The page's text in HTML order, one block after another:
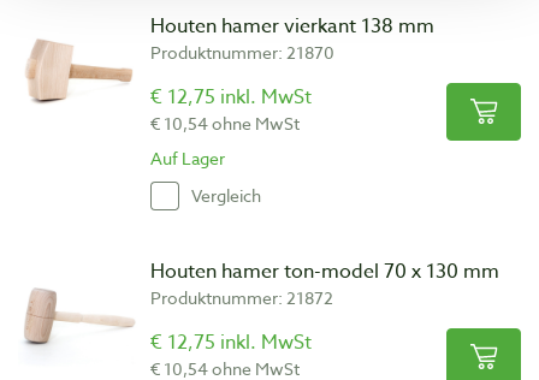
Houten hamer vierkant 138 mm
Produktnummer: 21870
€ 12,75 inkl. MwSt
€ 10,54 ohne MwSt
Auf Lager
Vergleich
Houten hamer ton-model 70 x 130 mm
Produktnummer: 21872
€ 12,75 inkl. MwSt
€ 10,54 ohne MwSt